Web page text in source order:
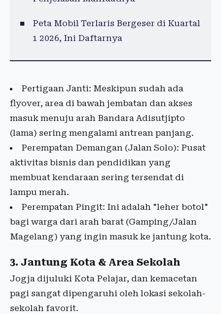
Peta Mobil Terlaris Bergeser di Kuartal
1 2026, Ini Daftarnya
Pertigaan Janti: Meskipun sudah ada
flyover, area di bawah jembatan dan akses
masuk menuju arah Bandara Adisutjipto
(lama) sering mengalami antrean panjang.
Perempatan Demangan (Jalan Solo): Pusat
aktivitas bisnis dan pendidikan yang
membuat kendaraan sering tersendat di
lampu merah.
Perempatan Pingit: Ini adalah "leher botol"
bagi warga dari arah barat (Gamping/Jalan
Magelang) yang ingin masuk ke jantung kota.
3. Jantung Kota & Area Sekolah
Jogja dijuluki Kota Pelajar, dan kemacetan
pagi sangat dipengaruhi oleh lokasi sekolah-
sekolah favorit.